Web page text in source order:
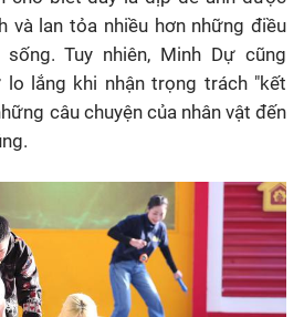
và lan tỏa nhiều hơn những điều
Tuy nhiên, Minh Dự cũng
lắng khi nhận trọng trách "kết
câu chuyện của nhân vật đến